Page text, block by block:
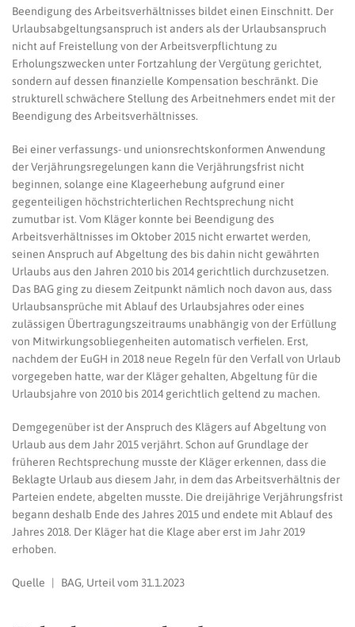
Beendigung des Arbeitsverhältnisses bildet einen Einschnitt. Der
Urlaubsabgeltungsanspruch ist anders als der Urlaubsanspruch
nicht auf Freistellung von der Arbeitsverpflichtung zu
Erholungszwecken unter Fortzahlung der Vergütung gerichtet,
sondern auf dessen finanzielle Kompensation beschränkt. Die
strukturell schwächere Stellung des Arbeitnehmers endet mit der
Beendigung des Arbeitsverhältnisses.
Bei einer verfassungs- und unionsrechtskonformen Anwendung
der Verjährungsregelungen kann die Verjährungsfrist nicht
beginnen, solange eine Klageerhebung aufgrund einer
gegenteiligen höchstrichterlichen Rechtsprechung nicht
zumutbar ist. Vom Kläger konnte bei Beendigung des
Arbeitsverhältnisses im Oktober 2015 nicht erwartet werden,
seinen Anspruch auf Abgeltung des bis dahin nicht gewährten
Urlaubs aus den Jahren 2010 bis 2014 gerichtlich durchzusetzen.
Das BAG ging zu diesem Zeitpunkt nämlich noch davon aus, dass
Urlaubsansprüche mit Ablauf des Urlaubsjahres oder eines
zulässigen Übertragungszeitraums unabhängig von der Erfüllung
von Mitwirkungsobliegenheiten automatisch verfielen. Erst,
nachdem der EuGH in 2018 neue Regeln für den Verfall von Urlaub
vorgegeben hatte, war der Kläger gehalten, Abgeltung für die
Urlaubsjahre von 2010 bis 2014 gerichtlich geltend zu machen.
Demgegenüber ist der Anspruch des Klägers auf Abgeltung von
Urlaub aus dem Jahr 2015 verjährt. Schon auf Grundlage der
früheren Rechtsprechung musste der Kläger erkennen, dass die
Beklagte Urlaub aus diesem Jahr, in dem das Arbeitsverhältnis der
Parteien endete, abgelten musste. Die dreijährige Verjährungsfrist
begann deshalb Ende des Jahres 2015 und endete mit Ablauf des
Jahres 2018. Der Kläger hat die Klage aber erst im Jahr 2019
erhoben.
Quelle | BAG, Urteil vom 31.1.2023